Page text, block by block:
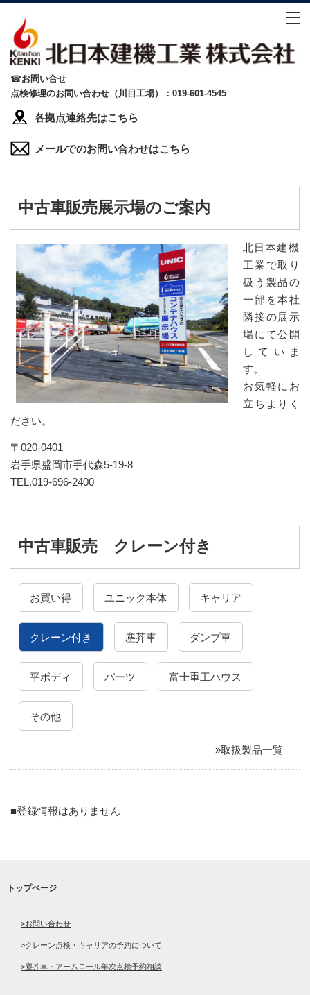
☎お問い合せ
点検修理のお問い合わせ（川目工場）：019-601-4545
各拠点連絡先はこちら
メールでのお問い合わせはこちら
中古車販売展示場のご案内
北日本建機
工業で取り
扱う製品の
一部を本社
隣接の展示
場にて公開
していま
す。
お気軽にお
立ちよりく
ださい。
〒020-0401
岩手県盛岡市手代森5-19-8
TEL.019-696-2400
中古車販売 クレーン付き
お買い得 ユニック本体 キャリア
クレーン付き 塵芥車 ダンプ車
平ボディ パーツ 富士重工ハウス
その他
»取扱製品一覧
■登録情報はありません
トップページ
お問い合わせ
クレーン点検・キャリアの予約について
塵芥車・アームロール年次点検予約相談